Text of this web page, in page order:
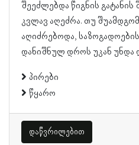
შეეძლებდა წიგნის
კვლავ აღეძრა. თუ
აღიძრებოდა, საზოგადოების
დანიშნულ დროს უკან უნდა
პირები
წყარო
დაწვრილებით